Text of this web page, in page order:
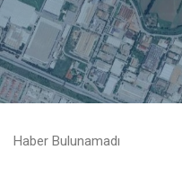
Haber Bulunamadı